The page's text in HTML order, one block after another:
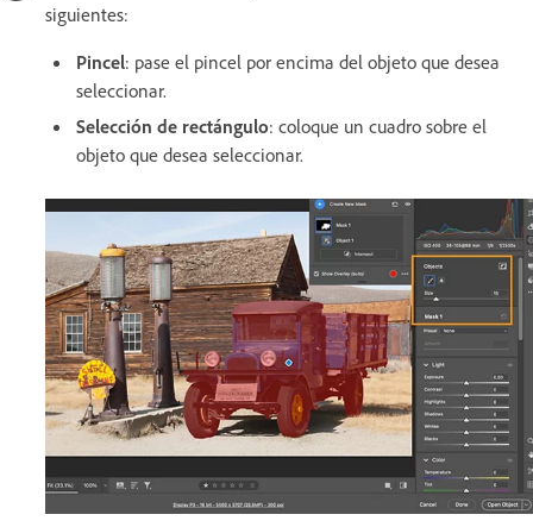
siguientes:
Pincel: pase el pincel por encima del objeto que desea
seleccionar.
Selección de rectángulo: coloque un cuadro sobre el
objeto que desea seleccionar.